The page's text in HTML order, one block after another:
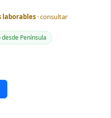
laborables · consultar
desde Península